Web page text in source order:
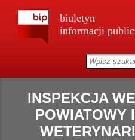
biuletyn
informacji
INSPEKCJA
POWIATOWY